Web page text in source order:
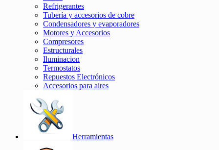
Refrigerantes
Tubería y accesorios de cobre
Condensadores y evaporadores
Motores y Accesorios
Compresores
Estructurales
Iluminacion
Termostatos
Repuestos Electrónicos
Accesorios para aires
Herramientas